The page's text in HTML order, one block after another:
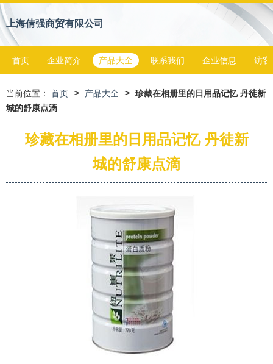
上海倩强商贸有限公司
首页 企业简介 产品大全 联系我们 企业信息 访客
当前位置： 首页 > 产品大全 > 珍藏在相册里的日用品记忆 丹徒新
城的舒康点滴
珍藏在相册里的日用品记忆 丹徒新
城的舒康点滴